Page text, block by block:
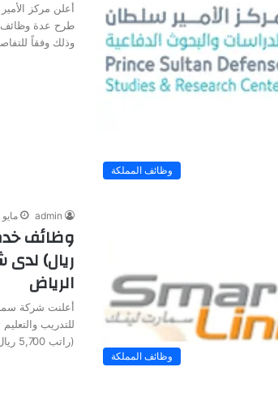
وظائف المملكة
أعلن مركز
طرح عدة وظائف
وذلك وفقاً
وظائف المملكة
admin مايو 23, 2024
ريال)
الرياض
أعلنت شركة
للتدريب
(راتب 5,700 ريال) بمدينة…